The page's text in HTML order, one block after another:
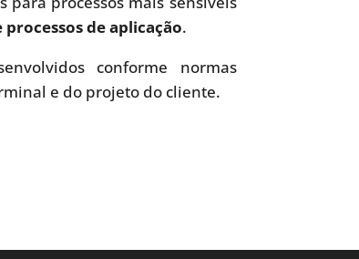
de aplicação.
conforme normas
e do projeto do cliente.